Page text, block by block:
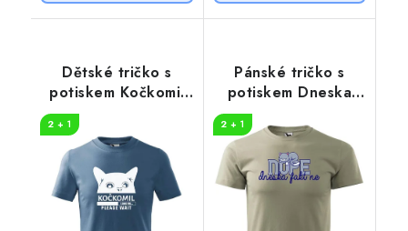
Dětské tričko s
potiskem Kočkomil
2 + 1
Pánské tričko s
potiskem Dneska
2 + 1